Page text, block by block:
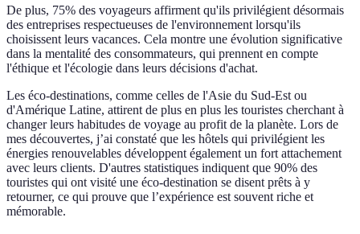
De plus, 75% des voyageurs affirment qu'ils privilégient désormais
des entreprises respectueuses de l'environnement lorsqu'ils
choisissent leurs vacances. Cela montre une évolution significative
dans la mentalité des consommateurs, qui prennent en compte
l'éthique et l'écologie dans leurs décisions d'achat.
Les éco-destinations, comme celles de l'Asie du Sud-Est ou
d'Amérique Latine, attirent de plus en plus les touristes cherchant à
changer leurs habitudes de voyage au profit de la planète. Lors de
mes découvertes, j’ai constaté que les hôtels qui privilégient les
énergies renouvelables développent également un fort attachement
avec leurs clients. D'autres statistiques indiquent que 90% des
touristes qui ont visité une éco-destination se disent prêts à y
retourner, ce qui prouve que l’expérience est souvent riche et
mémorable.